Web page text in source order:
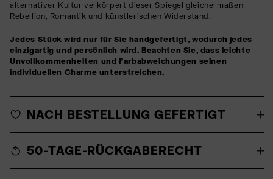
alternativer Kultur verkörpert dieser Spiegel gleichermaßen
Rebellion, Romantik und künstlerischen Widerstand.
Jedes Stück wird nur für Sie handgefertigt, wodurch jedes
einzigartig und persönlich wird. Beachten Sie, dass leichte
Unvollkommenheiten und Farbabweichungen seinen
individuellen Charme unterstreichen.
NACH BESTELLUNG GEFERTIGT
50-TAGE-RÜCKGABERECHT